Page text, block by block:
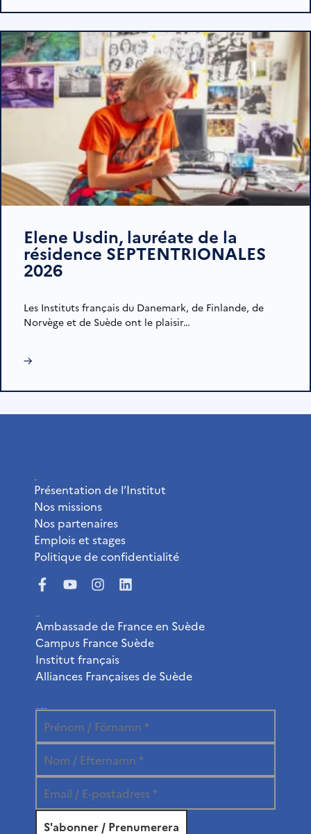
Elene Usdin, lauréate de la
résidence SEPTENTRIONALES
2026
Les Instituts français du Danemark, de Finlande, de
Norvège et de Suède ont le plaisir…
→
Présentation de l’Institut
Nos missions
Nos partenaires
Emplois et stages
Politique de confidentialité
Ambassade de France en Suède
Campus France Suède
Institut français
Alliances Françaises de Suède